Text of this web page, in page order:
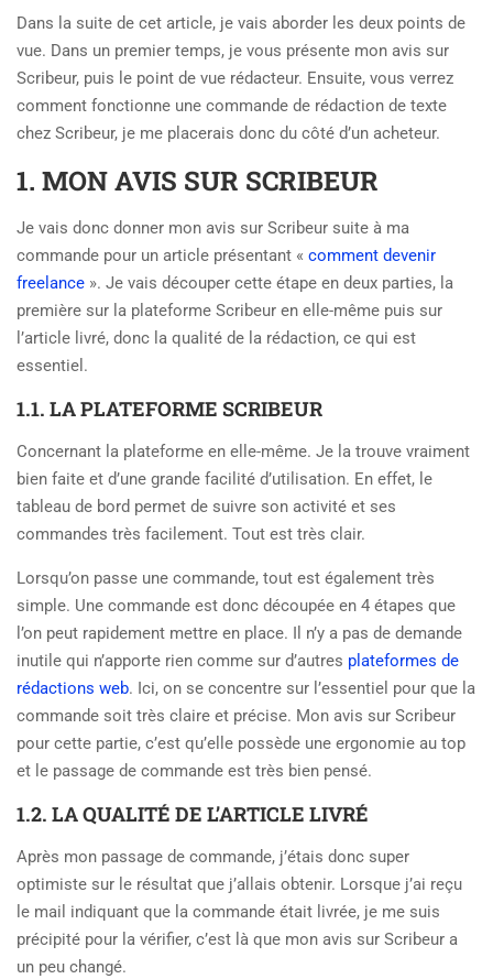
Dans la suite de cet article, je vais aborder les deux points de
vue. Dans un premier temps, je vous présente mon avis sur
Scribeur, puis le point de vue rédacteur. Ensuite, vous verrez
comment fonctionne une commande de rédaction de texte
chez Scribeur, je me placerais donc du côté d’un acheteur.
1. MON AVIS SUR SCRIBEUR
Je vais donc donner mon avis sur Scribeur suite à ma
commande pour un article présentant « comment devenir
freelance ». Je vais découper cette étape en deux parties, la
première sur la plateforme Scribeur en elle-même puis sur
l’article livré, donc la qualité de la rédaction, ce qui est
essentiel.
1.1. LA PLATEFORME SCRIBEUR
Concernant la plateforme en elle-même. Je la trouve vraiment
bien faite et d’une grande facilité d’utilisation. En effet, le
tableau de bord permet de suivre son activité et ses
commandes très facilement. Tout est très clair.
Lorsqu’on passe une commande, tout est également très
simple. Une commande est donc découpée en 4 étapes que
l’on peut rapidement mettre en place. Il n’y a pas de demande
inutile qui n’apporte rien comme sur d’autres plateformes de
rédactions web. Ici, on se concentre sur l’essentiel pour que la
commande soit très claire et précise. Mon avis sur Scribeur
pour cette partie, c’est qu’elle possède une ergonomie au top
et le passage de commande est très bien pensé.
1.2. LA QUALITÉ DE L’ARTICLE LIVRÉ
Après mon passage de commande, j’étais donc super
optimiste sur le résultat que j’allais obtenir. Lorsque j’ai reçu
le mail indiquant que la commande était livrée, je me suis
précipité pour la vérifier, c’est là que mon avis sur Scribeur a
un peu changé.